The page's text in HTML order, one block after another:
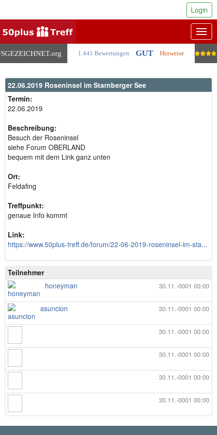
.org 1.441 Bewertungen GUT Hinweise
Login
22.06.2019 Roseninsel im Starnberger See
Termin:
22.06.2019
Beschreibung:
Besuch der Roseninsel
siehe Forum OBERLAND
bequem mit dem Link ganz unten
Ort:
Feldafing
Treffpunkt:
genaue Info kommt
Link:
https://www.50plus-treff.de/forum/22-06-2019-roseninsel-im-sta...
Teilnehmer
30.11.-0001 00:00
honeyman
30.11.-0001 00:00
asuncion
30.11.-0001 00:00
30.11.-0001 00:00
30.11.-0001 00:00
30.11.-0001 00:00